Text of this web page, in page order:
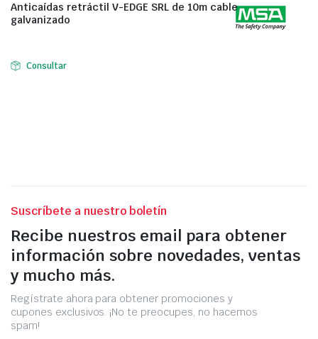
Anticaídas retráctil V-EDGE SRL de 10m cable
galvanizado
Consultar
Suscríbete a nuestro boletín
Recibe nuestros email para obtener
información sobre novedades, ventas
y mucho más.
Regístrate ahora para obtener promociones y
cupones exclusivos. ¡No te preocupes, no hacemos
spam!